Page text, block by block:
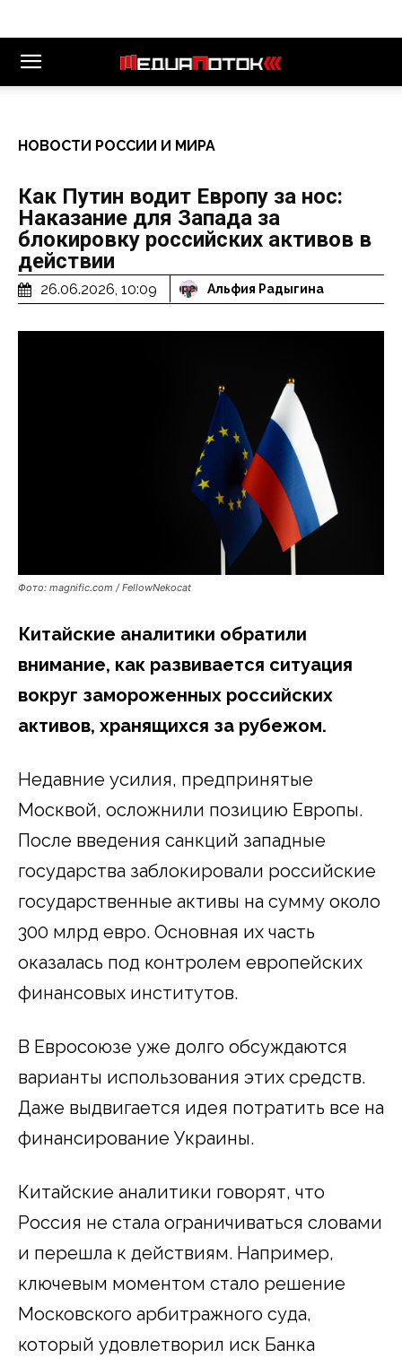
НОВОСТИ РОССИИ И МИРА
Как Путин водит Европу за нос:
Наказание для Запада за
блокировку российских активов в
действии
26.06.2026, 10:09 Альфия Радыгина
Фото: magnific.com / FellowNekocat
Китайские аналитики обратили
внимание, как развивается ситуация
вокруг замороженных российских
активов, хранящихся за рубежом.
Недавние усилия, предпринятые
Москвой, осложнили позицию Европы.
После введения санкций западные
государства заблокировали российские
государственные активы на сумму около
300 млрд евро. Основная их часть
оказалась под контролем европейских
финансовых институтов.
В Евросоюзе уже долго обсуждаются
варианты использования этих средств.
Даже выдвигается идея потратить все на
финансирование Украины.
Китайские аналитики говорят, что
Россия не стала ограничиваться словами
и перешла к действиям. Например,
ключевым моментом стало решение
Московского арбитражного суда,
который удовлетворил иск Банка